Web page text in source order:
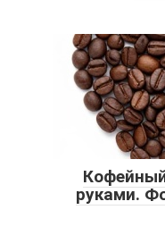
руками.